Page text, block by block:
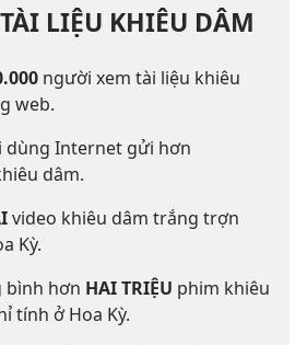
LIỆU KHIÊU DÂM
người xem tài liệu khiêu
web.
dùng Internet gửi hơn
dâm.
video khiêu dâm trắng trợn
Kỳ.
bình hơn HAI TRIỆU phim khiêu
tính ở Hoa Kỳ.